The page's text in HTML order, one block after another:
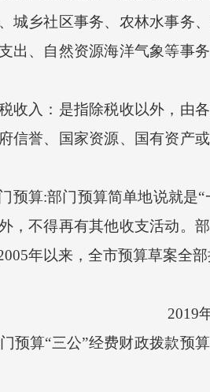
城乡社区事务、农林水事务
出、自然资源海洋气象等事
入：是指除税收以外，由各
信誉、国家资源、国有资产
算:部门预算简单地说就是“
，不得再有其他收支活动。
年以来，全市预算草案全
2019
算“三公”经费财政拨款预算